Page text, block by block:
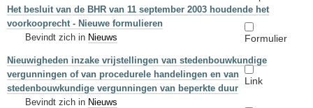
Formulier
Link
Het besluit van de BHR van 11 september 2003 houdende het
voorkooprecht - Nieuwe formulieren
Bevindt zich in Nieuws
Nieuwigheden inzake vrijstellingen van stedenbouwkundige
vergunningen of van procedurele handelingen en van
stedenbouwkundige vergunningen van beperkte duur
Bevindt zich in Nieuws